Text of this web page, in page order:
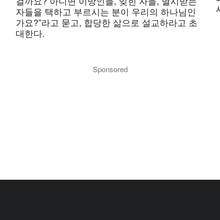
자들을 택하고 부르시는 분이 우리의 하나님인
가요?”라고 묻고, 합당한 삶으로 설교하라고 초
대한다.
Sponsored